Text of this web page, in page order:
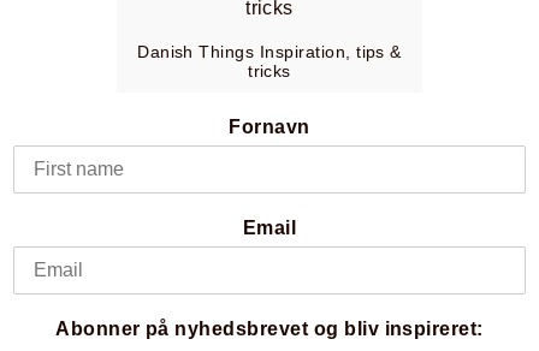
Danish Things Inspiration, tips &
tricks
Fornavn
Email
Abonner på nyhedsbrevet og bliv inspireret: